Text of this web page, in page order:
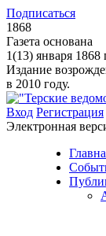
Подписаться
1868
Газета основана
1(13) января 1868
Издание
в 2010 году.
Вход Регистрация
Электронная